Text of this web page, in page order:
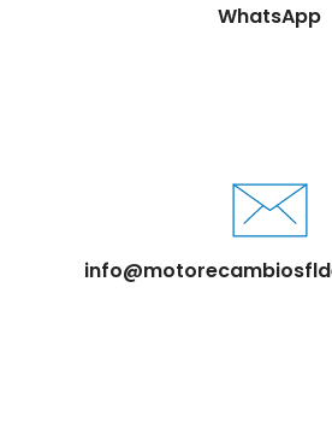
WhatsApp